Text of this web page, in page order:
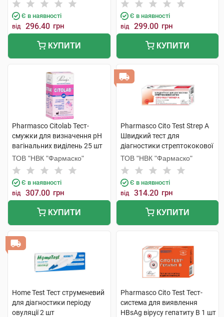
Є в наявності
від 296.40 грн
КУПИТИ
Є в наявності
від 299.00 грн
КУПИТИ
Pharmasco Citolab Тест-
смужки для визначення pH
вагінальних виділень 25 шт
ТОВ "НВК "Фармаско"
Є в наявності
від 307.00 грн
КУПИТИ
Pharmasco Cito Test Strep A
Швидкий тест для
діагностики стрептококової
ангіни 1 шт
ТОВ "НВК "Фармаско"
Є в наявності
від 314.20 грн
КУПИТИ
Home Test Тест струменевий
для діагностики періоду
овуляції 2 шт
Pharmasco Cito Test Тест-
система для виявлення
HBsAg вірусу гепатиту B 1 шт